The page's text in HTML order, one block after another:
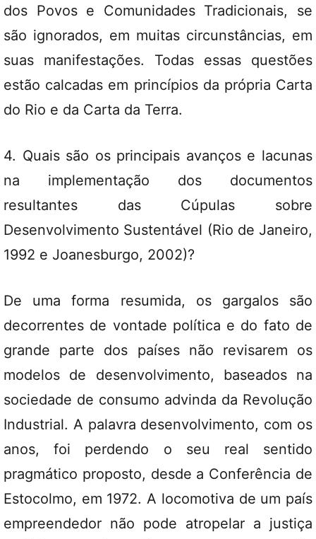
dos Povos e Comunidades Tradicionais, se
são ignorados, em muitas circunstâncias, em
suas manifestações. Todas essas questões
estão calcadas em princípios da própria Carta
do Rio e da Carta da Terra.
4. Quais são os principais avanços e lacunas
na implementação dos documentos
resultantes das Cúpulas sobre
Desenvolvimento Sustentável (Rio de Janeiro,
1992 e Joanesburgo, 2002)?
De uma forma resumida, os gargalos são
decorrentes de vontade política e do fato de
grande parte dos países não revisarem os
modelos de desenvolvimento, baseados na
sociedade de consumo advinda da Revolução
Industrial. A palavra desenvolvimento, com os
anos, foi perdendo o seu real sentido
pragmático proposto, desde a Conferência de
Estocolmo, em 1972. A locomotiva de um país
empreendedor não pode atropelar a justiça